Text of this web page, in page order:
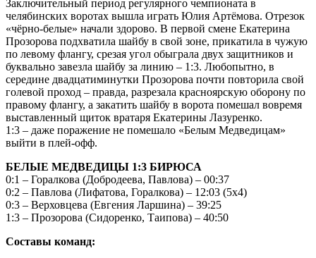
Заключительный период регулярного чемпионата в
челябинских воротах вышла играть Юлия Артёмова. Отрезок
«чёрно-белые» начали здорово. В первой смене Екатерина
Прозорова подхватила шайбу в свой зоне, прикатила в чужую
по левому флангу, срезая угол обыграла двух защитников и
буквально завезла шайбу за линию – 1:3. Любопытно, в
середине двадцатиминутки Прозорова почти повторила свой
голевой проход – правда, разрезала красноярскую оборону по
правому флангу, а закатить шайбу в ворота помешал вовремя
выставленный щиток вратаря Екатерины Лазуренко.
1:3 – даже поражение не помешало «Белым Медведицам»
выйти в плей-офф.
БЕЛЫЕ МЕДВЕДИЦЫ 1:3 БИРЮСА
0:1 – Горалкова (Добродеева, Павлова) – 00:37
0:2 – Павлова (Лифатова, Горалкова) – 12:03 (5х4)
0:3 – Верховцева (Евгения Ларшина) – 39:25
1:3 – Прозорова (Сидоренко, Таипова) – 40:50
Составы команд: